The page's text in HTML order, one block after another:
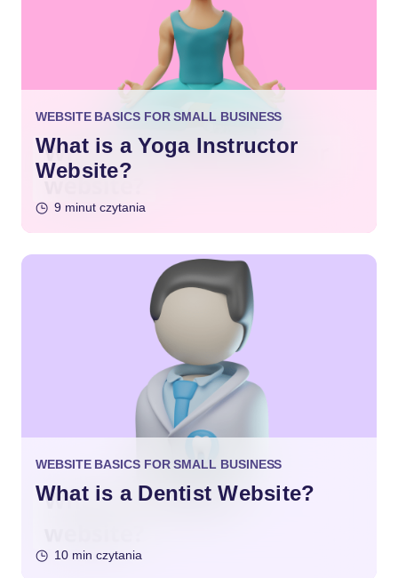
WEBSITE BASICS FOR SMALL BUSINESS
What is a Yoga Instructor
Website?
9 minut czytania
WEBSITE BASICS FOR SMALL BUSINESS
What is a Dentist Website?
10 min czytania